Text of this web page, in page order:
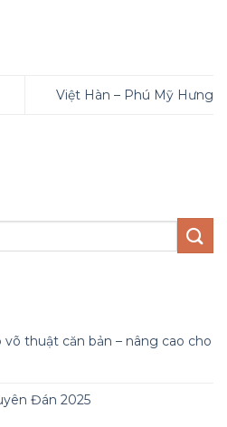
Việt Hàn – Phú Mỹ Hưng
võ thuật căn bản – nâng cao cho
Đán 2025